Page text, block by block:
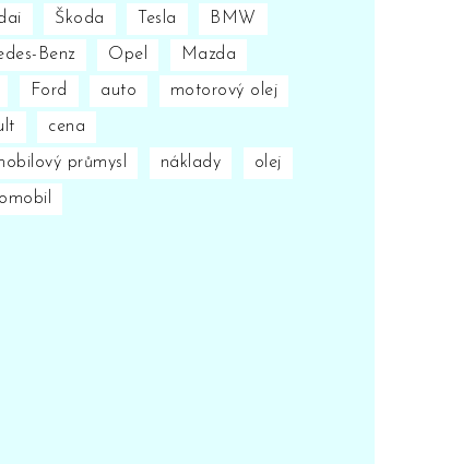
Škoda Tesla BMW
Benz Opel Mazda
Ford auto motorový olej
cena
průmysl náklady olej